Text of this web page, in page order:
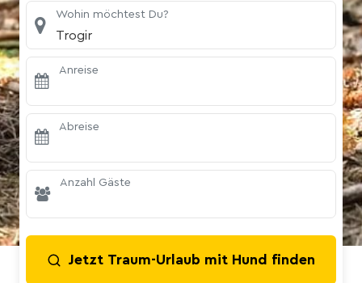
Wohin möchtest Du?
Trogir
Anreise
Abreise
Anzahl Gäste
Jetzt Traum-Urlaub mit Hund finden